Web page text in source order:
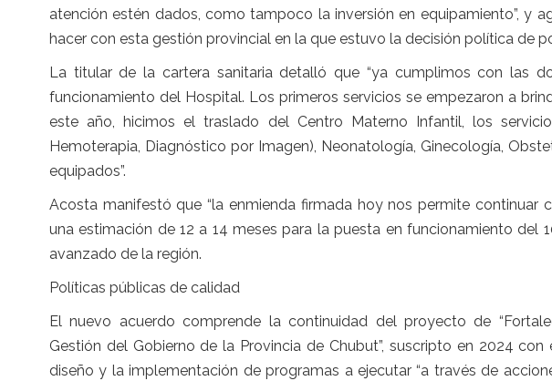
atención estén dados, como tampoco la inversión en equipamiento”, y
hacer con esta gestión provincial en la que estuvo la decisión política de
La titular de la cartera sanitaria detalló que “ya cumplimos con las
funcionamiento del Hospital. Los primeros servicios se empezaron a
este año, hicimos el traslado del Centro Materno Infantil, los
Hemoterapia, Diagnóstico por Imagen), Neonatología, Ginecología,
equipados”.
Acosta manifestó que “la enmienda firmada hoy nos permite continuar
una estimación de 12 a 14 meses para la puesta en funcionamiento del
avanzado de la región.
Políticas públicas de calidad
El nuevo acuerdo comprende la continuidad del proyecto de
Gestión del Gobierno de la Provincia de Chubut”, suscripto en 2024
diseño y la implementación de programas a ejecutar “a través de